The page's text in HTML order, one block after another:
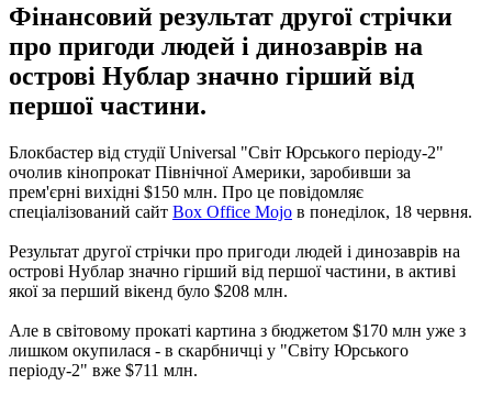
Фінансовий результат другої стрічки
про пригоди людей і динозаврів на
острові Нублар значно гірший від
першої частини.
Блокбастер від студії Universal "Світ Юрського періоду-2"
очолив кінопрокат Північної Америки, заробивши за
прем'єрні вихідні $150 млн. Про це повідомляє
спеціалізований сайт Box Office Mojo в понеділок, 18 червня.
Результат другої стрічки про пригоди людей і динозаврів на
острові Нублар значно гірший від першої частини, в активі
якої за перший вікенд було $208 млн.
Але в світовому прокаті картина з бюджетом $170 млн уже з
лишком окупилася - в скарбничці у "Світу Юрського
періоду-2" вже $711 млн.